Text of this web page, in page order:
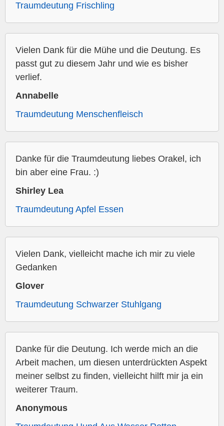
Traumdeutung Frischling
Vielen Dank für die Mühe und die Deutung. Es
passt gut zu diesem Jahr und wie es bisher
verlief.
Annabelle
Traumdeutung Menschenfleisch
Danke für die Traumdeutung liebes Orakel, ich
bin aber eine Frau. :)
Shirley Lea
Traumdeutung Apfel Essen
Vielen Dank, vielleicht mache ich mir zu viele
Gedanken
Glover
Traumdeutung Schwarzer Stuhlgang
Danke für die Deutung. Ich werde mich an die
Arbeit machen, um diesen unterdrückten Aspekt
meiner selbst zu finden, vielleicht hilft mir ja ein
weiterer Traum.
Anonymous